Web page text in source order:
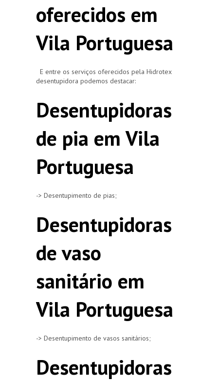
oferecidos em
Vila Portuguesa
E entre os serviços oferecidos pela Hidrotex
desentupidora podemos destacar:
Desentupidoras
de pia em Vila
Portuguesa
-> Desentupimento de pias;
Desentupidoras
de vaso
sanitário em
Vila Portuguesa
-> Desentupimento de vasos sanitários;
Desentupidoras